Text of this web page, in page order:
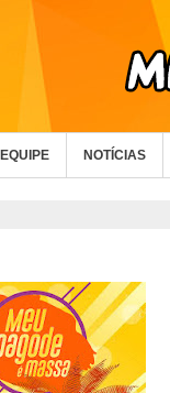
EQUIPE NOTÍCIAS